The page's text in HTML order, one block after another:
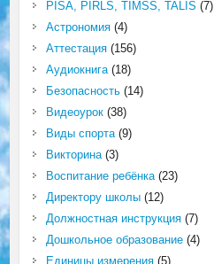
PISA, PIRLS, TIMSS, TALIS (7)
Астрономия(4)
Аттестация(156)
Аудиокнига(18)
Безопасность(14)
Видеоурок(38)
Виды спорта(9)
Викторина(3)
Воспитание ребёнка(23)
Директору школы(12)
Должностная инструкция(7)
Дошкольное образование(4)
Единицы измерения(5)